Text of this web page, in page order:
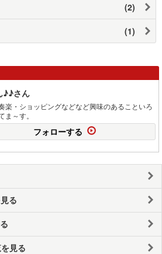
(2)
(1)
♪♪さん
楽・ショッピングなどなど興味のあることいろ
ま～す。
フォローする
る
見る